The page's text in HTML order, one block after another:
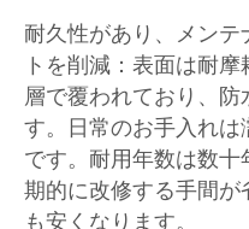
耐久性があり、メン
トを削減：表面は耐
層で覆われており、
す。日常のお手入れ
です。耐用年数は数
期的に改修する手間が
も安くなります。